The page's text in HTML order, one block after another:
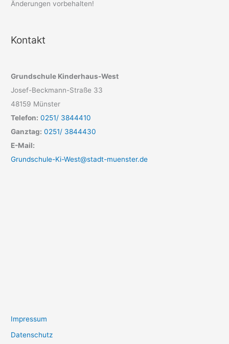
Änderungen vorbehalten!
Kontakt
Grundschule Kinderhaus-West
Josef-Beckmann-Straße 33
48159 Münster
Telefon: 0251/ 3844410
Ganztag: 0251/ 3844430
E-Mail:
Grundschule-Ki-West@stadt-muenster.de
Impressum
Datenschutz